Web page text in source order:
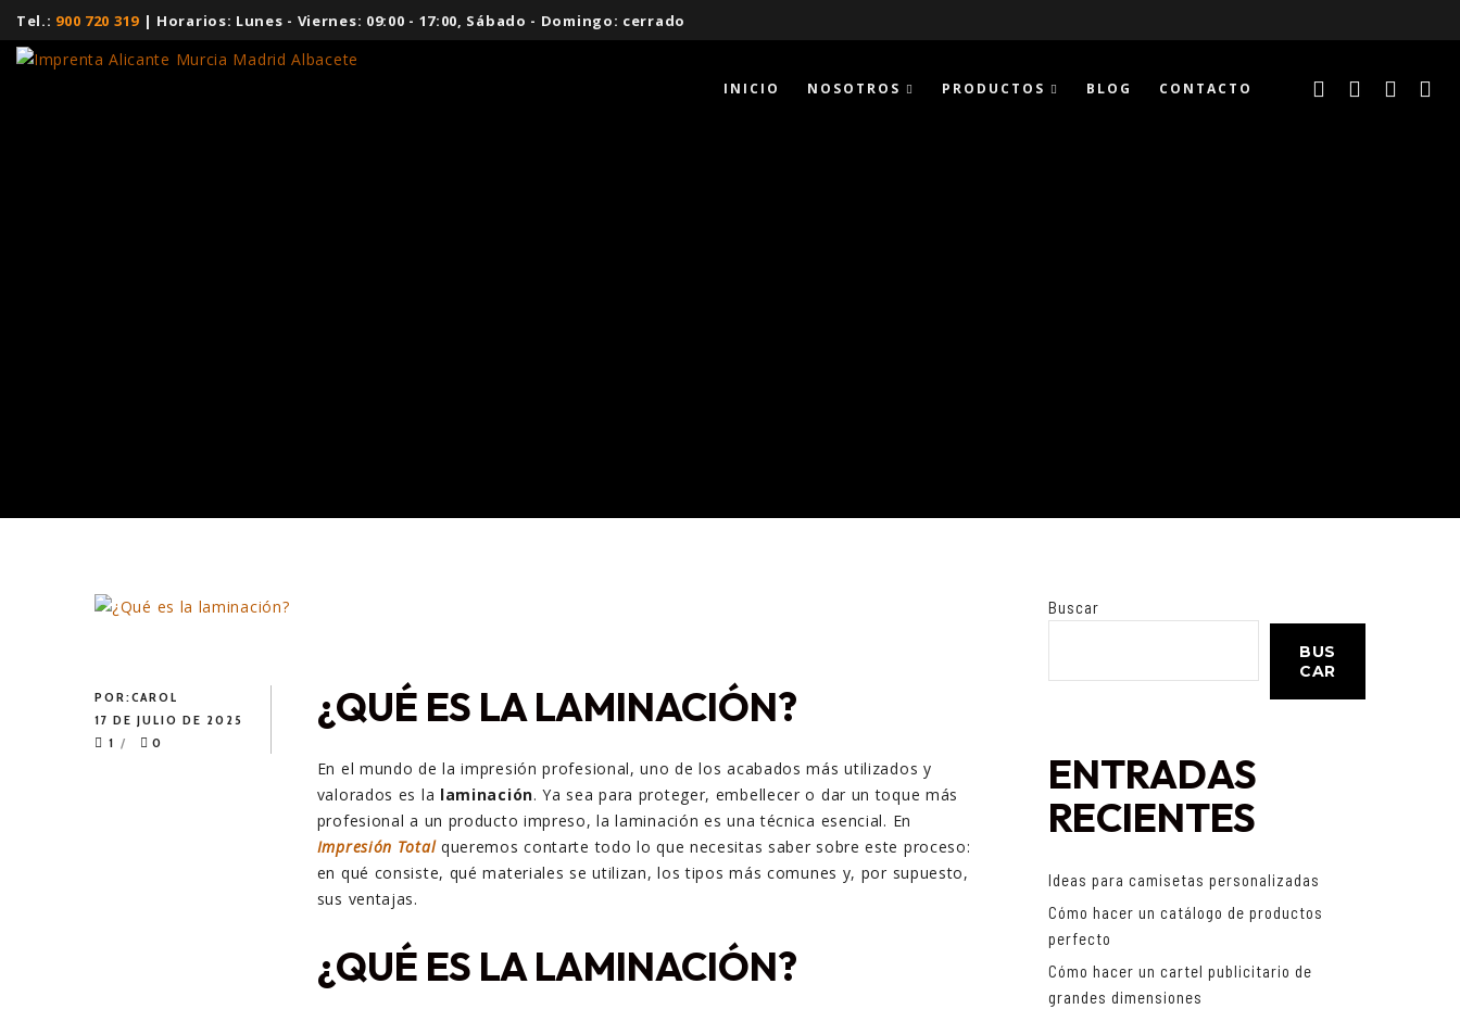
Tel.: 900 720 319| Horarios: Lunes - Viernes: 09:00 - 17:00, Sábado - Domingo: cerrado
INICIO NOSOTROS PRODUCTOS BLOG CONTACTO
POR:CAROL
17 DE JULIO DE 2025
1
0
¿QUÉ ES LA LAMINACIÓN?
En el mundo de la impresión profesional, uno de los acabados más utilizados y
valorados es la laminación. Ya sea para proteger, embellecer o dar un toque más
profesional a un producto impreso, la laminación es una técnica esencial. En
Impresión Totalqueremos contarte todo lo que necesitas saber sobre este proceso:
en qué consiste, qué materiales se utilizan, los tipos más comunes y, por supuesto,
sus ventajas.
¿QUÉ ES LA LAMINACIÓN?
Buscar
BUS
CAR
ENTRADAS
RECIENTES
Ideas para camisetas personalizadas
Cómo hacer un catálogo de productos
perfecto
Cómo hacer un cartel publicitario de
grandes dimensiones